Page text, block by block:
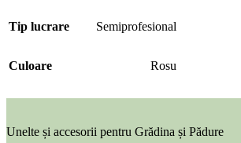
Tip lucrare Semiprofesional
Culoare Rosu
Unelte și accesorii pentru Grădina și Pădure